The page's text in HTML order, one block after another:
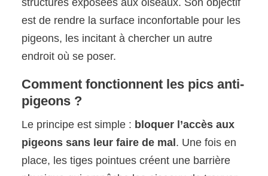
est de rendre la surface inconfortable pour les
pigeons, les incitant à chercher un autre
endroit où se poser.
Comment fonctionnent les pics anti-
pigeons ?
Le principe est simple : bloquer l’accès aux
pigeons sans leur faire de mal. Une fois en
place, les tiges pointues créent une barrière